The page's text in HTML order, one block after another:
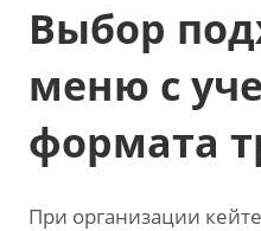
Выбор
меню с
формата
При организации